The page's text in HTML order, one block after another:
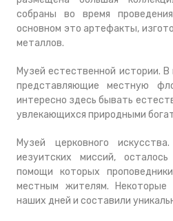
собраны во время
основном это артефакты,
металлов.
Музей естественной истории.
представляющие местную
интересно здесь бывать
увлекающихся природными
Музей церковного
иезуитских миссий,
помощи которых
местным жителям. Некоторые
наших дней и составили